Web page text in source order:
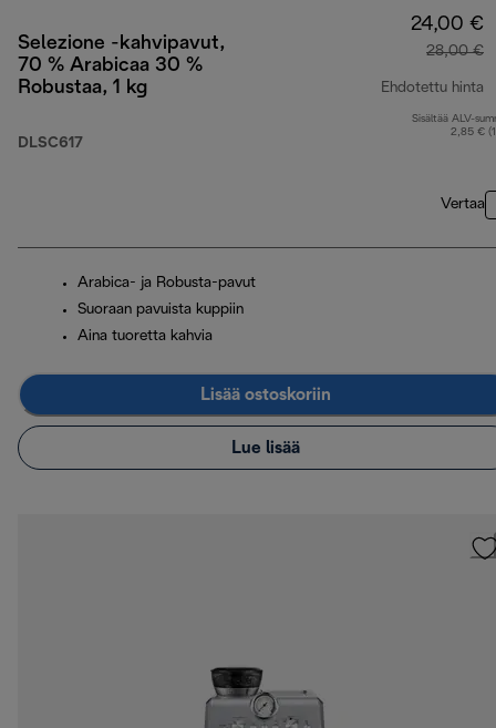
Selezione -kahvipavut,
70 % Arabicaa 30 %
Robustaa, 1 kg
DLSC617
24,00 €
28,00 €
Ehdotettu hinta
Sisältää ALV-
2,85 €
Vertaa
Arabica- ja Robusta-pavut
Suoraan pavuista kuppiin
Aina tuoretta kahvia
Lisää ostoskoriin
Lue lisää